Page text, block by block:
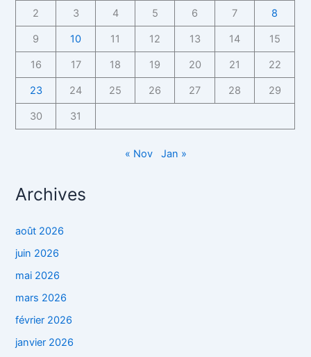
2 3 4 5 6 7 8
9 10 11 12 13 14 15
16 17 18 19 20 21 22
23 24 25 26 27 28 29
30 31
« Nov Jan »
Archives
août 2026
juin 2026
mai 2026
mars 2026
février 2026
janvier 2026